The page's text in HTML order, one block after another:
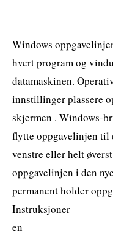
Windows
hvert program og
datamaskinen.
innstillinger plassere
skjermen . Windows-
flytte oppgavelinjen
venstre eller helt
oppgavelinjen i den
permanent holder
Instruksjoner
en